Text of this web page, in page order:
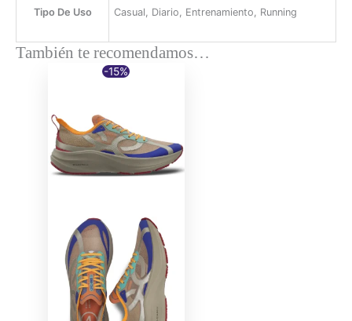
Tipo De Uso Casual, Diario, Entrenamiento, Running
También te recomendamos…
-15%